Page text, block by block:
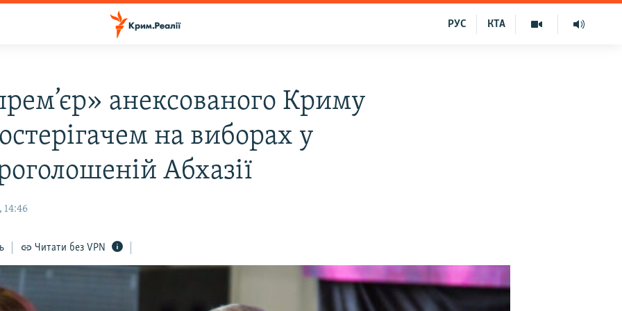
КТА
РУС
анексованого Криму
на виборах у
Абхазії
14:46
Читати без VPN